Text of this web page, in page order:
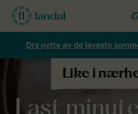
Dra nytte av de laveste
Last